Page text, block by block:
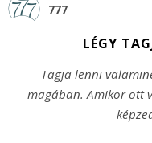
777
LÉGY
Tagja lenni
magában. Amikor ott